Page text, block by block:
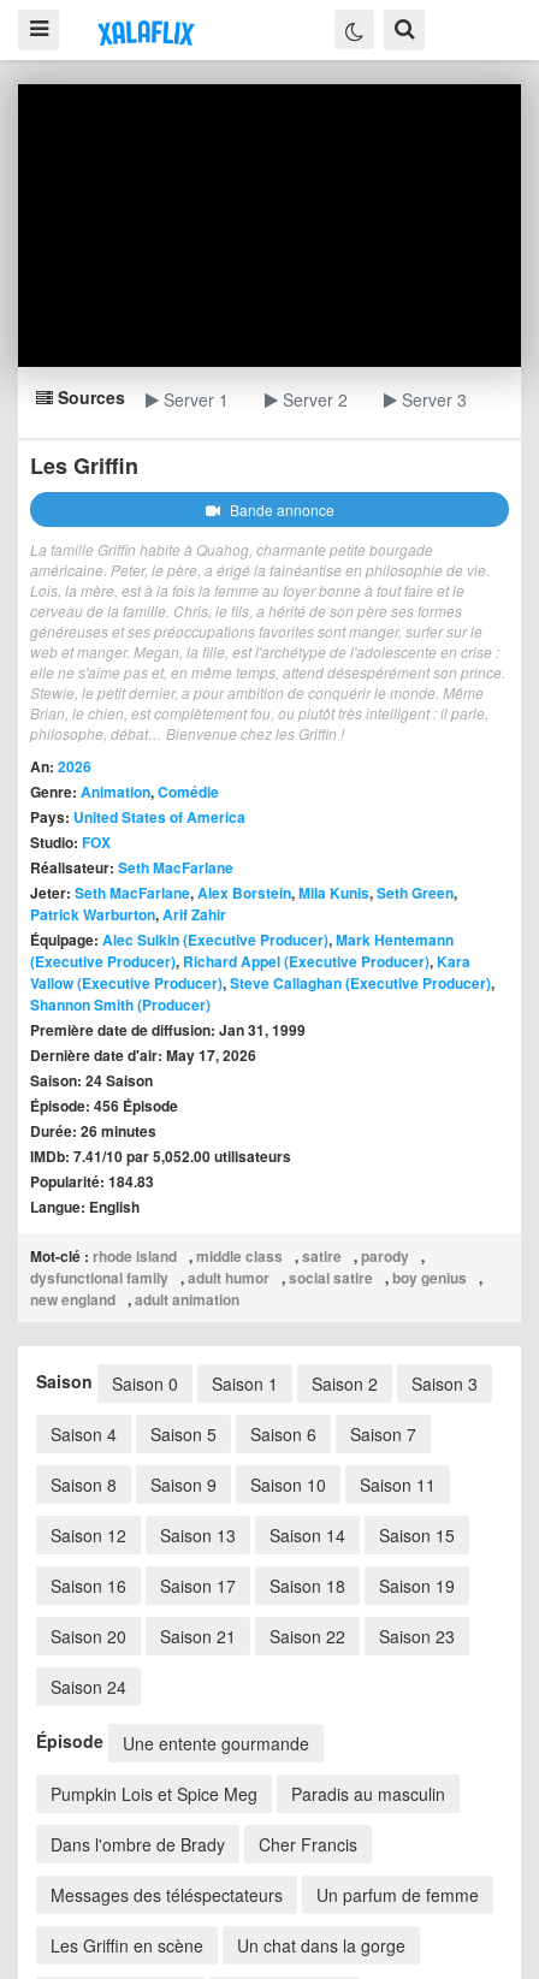
Sources Server 1 Server 2 Server 3
Les Griffin
Bande annonce
La famille Griffin habite à Quahog, charmante petite bourgade
américaine. Peter, le père, a érigé la fainéantise en philosophie de vie.
Lois, la mère, est à la fois la femme au foyer bonne à tout faire et le
cerveau de la famille. Chris, le fils, a hérité de son père ses formes
généreuses et ses préoccupations favorites sont manger, surfer sur le
web et manger. Megan, la fille, est l'archétype de l'adolescente en crise :
elle ne s'aime pas et, en même temps, attend désespérément son prince.
Stewie, le petit dernier, a pour ambition de conquérir le monde. Même
Brian, le chien, est complètement fou, ou plutôt très intelligent : il parle,
philosophe, débat… Bienvenue chez les Griffin !
An: 2026
Genre: Animation,Comédie
Pays: United States of America
Studio: FOX
Réalisateur: Seth MacFarlane
Jeter: Seth MacFarlane,Alex Borstein,Mila Kunis,Seth Green,
Patrick Warburton,Arif Zahir
Équipage: Alec Sulkin (Executive Producer),Mark Hentemann
(Executive Producer), Richard Appel (Executive Producer),Kara
Vallow (Executive Producer),Steve Callaghan (Executive Producer),
Shannon Smith (Producer)
Première date de diffusion: Jan 31, 1999
Dernière date d'air: May 17, 2026
Saison: 24 Saison
Épisode: 456 Épisode
Durée: 26 minutes
IMDb: 7.41/10 par 5,052.00 utilisateurs
Popularité: 184.83
Langue: English
Mot-clé : rhode island ,middle class ,satire ,parody ,
dysfunctional family ,adult humor ,social satire ,boy genius
,
new england ,adult animation
Saison Saison 0 Saison 1 Saison 2 Saison 3
Saison 4 Saison 5 Saison 6 Saison 7
Saison 8 Saison 9 Saison 10 Saison 11
Saison 12 Saison 13 Saison 14 Saison 15
Saison 16 Saison 17 Saison 18 Saison 19
Saison 20 Saison 21 Saison 22 Saison 23
Saison 24
Épisode Une entente gourmande
Pumpkin Lois et Spice Meg Paradis au masculin
Dans l'ombre de Brady Cher Francis
Messages des téléspectateurs Un parfum de femme
Les Griffin en scène Un chat dans la gorge